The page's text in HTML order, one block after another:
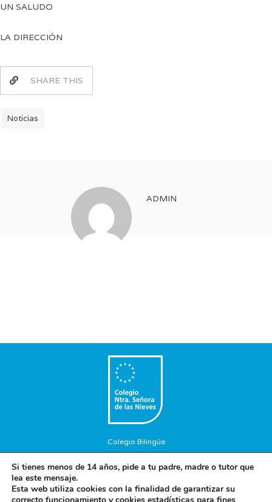
UN SALUDO
LA DIRECCIÓN
SHARE THIS
Noticias
ADMIN
Colegio Bilingüe
los Derechos Reservados.
Aviso Legal
Si tienes menos de 14 años, pide a tu padre, madre o tutor que
lea este mensaje.
Esta web utiliza cookies con la finalidad de garantizar su